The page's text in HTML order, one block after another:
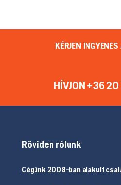
KÉRJEN
HÍVJON +36
Röviden rólunk
Cégünk 2008-ban alakult